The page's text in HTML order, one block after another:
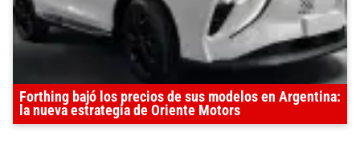
Forthing bajó los precios de sus modelos en Argentina:
la nueva estrategia de Oriente Motors